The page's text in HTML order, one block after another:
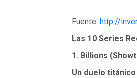
Fuente: http://
Las 10 Series
1. Billions
Un duelo